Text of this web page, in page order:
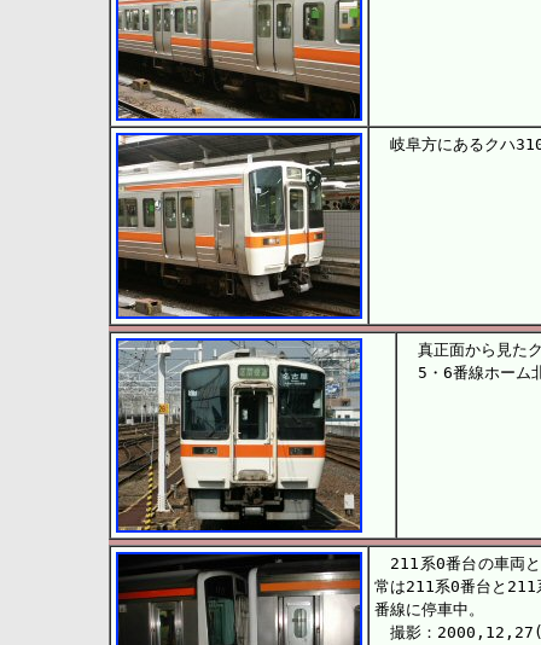
岐阜方にあるクハ
真正面から見た
5・6番線ホーム
211系0番台の車両
常は211系0番台と211
番線に停車中。
撮影：